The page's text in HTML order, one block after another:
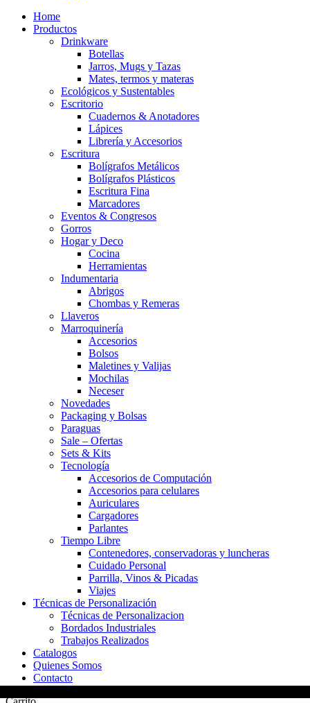
Home
Productos
Drinkware
Botellas
Jarros, Mugs y Tazas
Mates, termos y materas
Ecológicos y Sustentables
Escritorio
Cuadernos & Anotadores
Lápices
Librería y Accesorios
Escritura
Bolígrafos Metálicos
Bolígrafos Plásticos
Escritura Fina
Marcadores
Eventos & Congresos
Gorros
Hogar y Deco
Cocina
Herramientas
Indumentaria
Abrigos
Chombas y Remeras
Llaveros
Marroquinería
Accesorios
Bolsos
Maletines y Valijas
Mochilas
Neceser
Novedades
Packaging y Bolsas
Paraguas
Sale – Ofertas
Sets & Kits
Tecnología
Accesorios de Computación
Accesorios para celulares
Auriculares
Cargadores
Parlantes
Tiempo Libre
Contenedores, conservadoras y luncheras
Cuidado Personal
Parrilla, Vinos & Picadas
Viajes
Técnicas de Personalización
Técnicas de Personalizacion
Bordados Industriales
Trabajos Realizados
Catalogos
Quienes Somos
Contacto